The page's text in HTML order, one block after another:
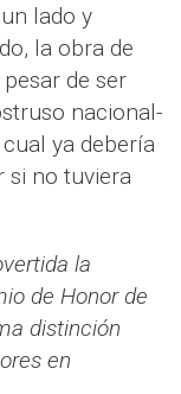
lado y
la obra de
de ser
nacional-
ya debería
si no tuviera
la
de Honor de
distinción
en